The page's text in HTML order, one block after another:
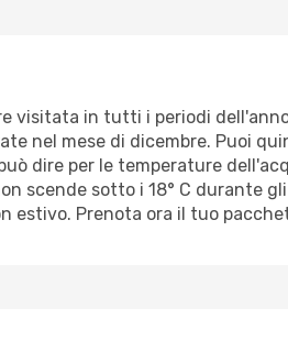
visitata in tutti i periodi
nel mese di dicembre. Puoi
dire per le temperature
scende sotto i 18° C durante
estivo. Prenota ora il tuo